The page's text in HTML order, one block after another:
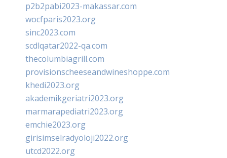
p2b2pabi2023-makassar.com
wocfparis2023.org
sinc2023.com
scdlqatar2022-qa.com
thecolumbiagrill.com
provisionscheeseandwineshoppe.com
khedi2023.org
akademikgeriatri2023.org
marmarapediatri2023.org
emchie2023.org
girisimselradyoloji2022.org
utcd2022.org